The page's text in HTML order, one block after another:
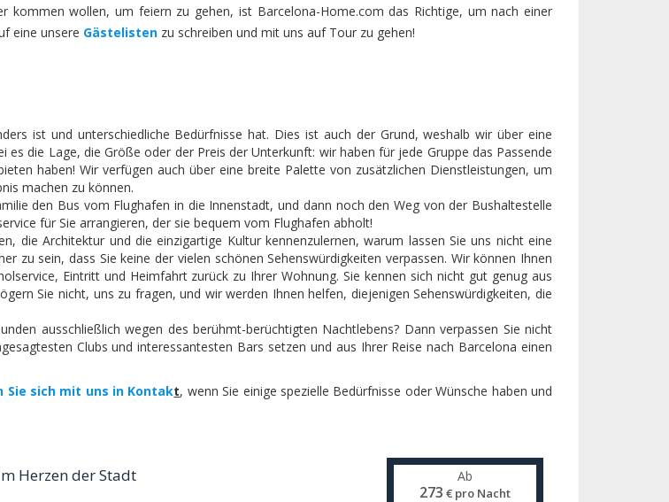
kommen wollen, um feiern zu gehen, ist Barcelona-Home.com das Richtige, um nach einer
eine unsere Gästelisten zu schreiben und mit uns auf Tour zu gehen!
ist und unterschiedliche Bedürfnisse hat. Dies ist auch der Grund, weshalb wir über eine
es die Lage, die Größe oder der Preis der Unterkunft: wir haben für jede Gruppe das Passende
haben! Wir verfügen auch über eine breite Palette von zusätzlichen Dienstleistungen, um
machen zu können.
den Bus vom Flughafen in die Innenstadt, und dann noch den Weg von der Bushaltestelle
für Sie arrangieren, der sie bequem vom Flughafen abholt!
die Architektur und die einzigartige Kultur kennenzulernen, warum lassen Sie uns nicht eine
zu sein, dass Sie keine der vielen schönen Sehenswürdigkeiten verpassen. Wir können Ihnen
Eintritt und Heimfahrt zurück zu Ihrer Wohnung. Sie kennen sich nicht gut genug aus
Sie nicht, uns zu fragen, und wir werden Ihnen helfen, diejenigen Sehenswürdigkeiten, die
ausschließlich wegen des berühmt-berüchtigten Nachtlebens? Dann verpassen Sie nicht
Clubs und interessantesten Bars setzen und aus Ihrer Reise nach Barcelona einen
Sie sich mit uns in Kontakt, wenn Sie einige spezielle Bedürfnisse oder Wünsche haben und